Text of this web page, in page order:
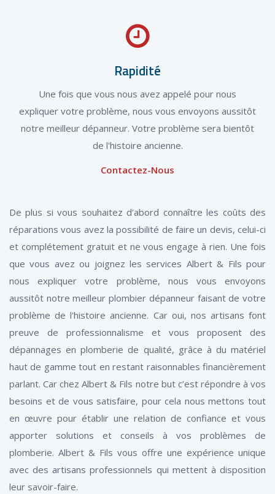
Rapidité
Une fois que vous nous avez appelé pour nous
expliquer votre problème, nous vous envoyons aussitôt
notre meilleur dépanneur. Votre problème sera bientôt
de l'histoire ancienne.
Contactez-Nous
De plus si vous souhaitez d’abord connaître les coûts des
réparations vous avez la possibilité de faire un devis, celui-ci
et complétement gratuit et ne vous engage à rien. Une fois
que vous avez ou joignez les services Albert & Fils pour
nous expliquer votre problème, nous vous envoyons
aussitôt notre meilleur plombier dépanneur faisant de votre
problème de l'histoire ancienne. Car oui, nos artisans font
preuve de professionnalisme et vous proposent des
dépannages en plomberie de qualité, grâce à du matériel
haut de gamme tout en restant raisonnables financièrement
parlant. Car chez Albert & Fils notre but c’est répondre à vos
besoins et de vous satisfaire, pour cela nous mettons tout
en œuvre pour établir une relation de confiance et vous
apporter solutions et conseils à vos problèmes de
plomberie. Albert & Fils vous offre une expérience unique
avec des artisans professionnels qui mettent à disposition
leur savoir-faire.